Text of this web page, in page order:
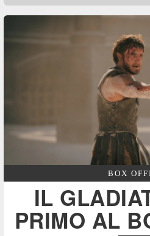
BOX
IL
PRIMO AL